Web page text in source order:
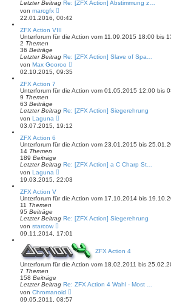
r
B
e
i
t
r
Letzter Beitrag Re: [ZFX Action] Abstimmung z…
von marcgfx
e
u
e
s
r
B
e
i
r
22.01.2016, 00:42
ZFX Action VIII
Unterforum für die Action vom 11.09.2015 18:00 bis
2 Themen
36 Beiträge
Letzter Beitrag Re: [ZFX Action] Slave of Spa…
von Max Gooroo
e
u
s
r
B
e
i
r
02.10.2015, 09:35
ZFX Action 7
Unterforum für die Action vom 01.05.2015 12:00 bis
9 Themen
63 Beiträge
Letzter Beitrag Re: [ZFX Action] Siegerehrung
von Laguna
e
u
s
r
B
e
i
r
03.07.2015, 19:12
ZFX Action 6
Unterforum für die Action vom 23.01.2015 bis
14 Themen
189 Beiträge
Letzter Beitrag Re: [ZFX Action] a C Charp St…
von Laguna
e
u
s
r
B
e
i
r
a
g
19.03.2015, 22:03
ZFX Action V
Unterforum für die Action vom 17.10.2014 bis
11 Themen
95 Beiträge
Letzter Beitrag Re: [ZFX Action] Siegerehrung
von starcow
e
u
s
t
e
e
i
t
09.11.2014, 17:01
ZFX Action 4
Unterforum für die Action vom 18.02.2011 bis
7 Themen
158 Beiträge
Letzter Beitrag Re: ZFX Action 4 Wahl - Most …
von Chromanoid
e
09.05.2011, 08:57